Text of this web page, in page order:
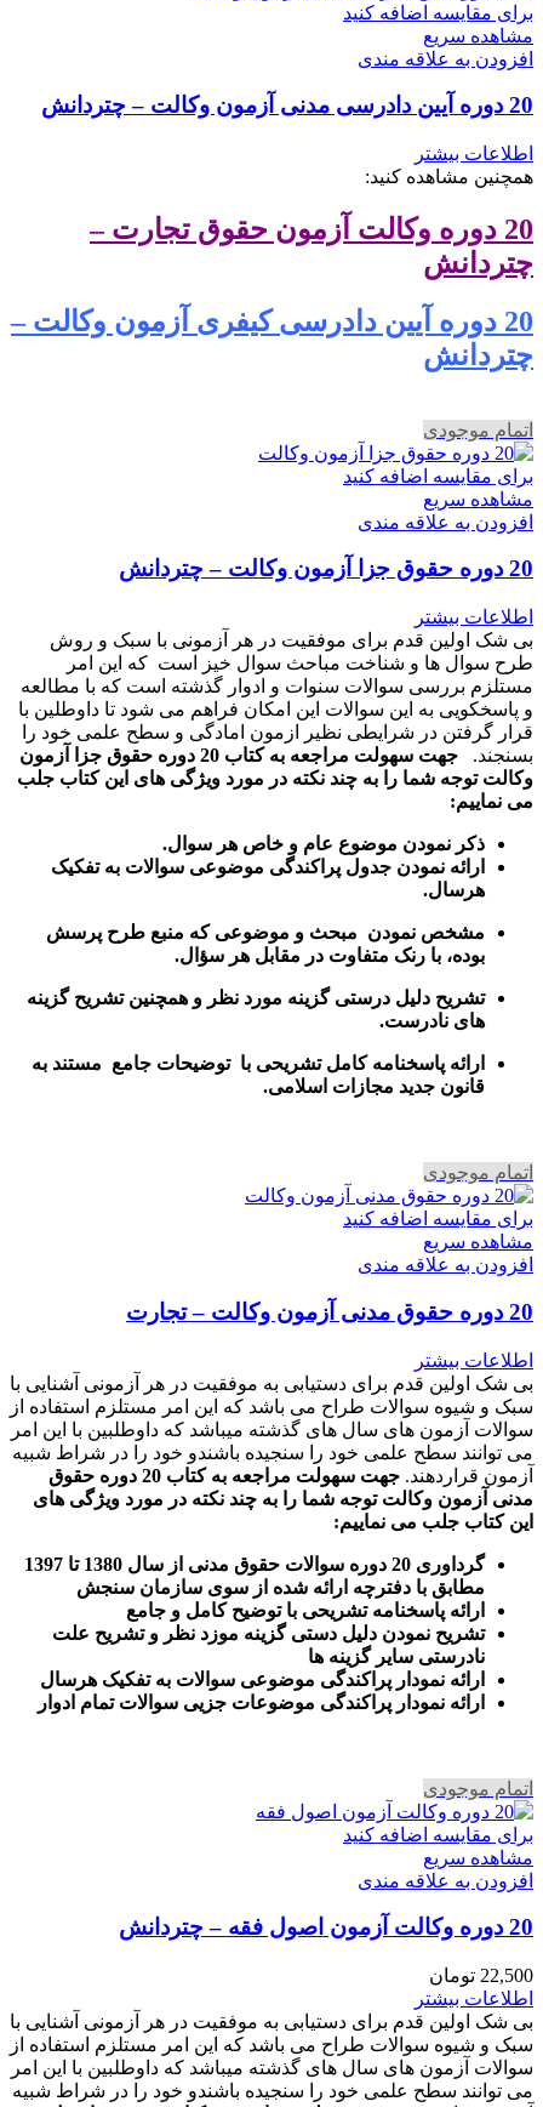
برای مقایسه اضافه کنید
مشاهده سریع
افزودن به علاقه مندی
20 دوره آیین دادرسی مدنی آزمون وکالت – چتردانش
اطلاعات بیشتر
همچنین مشاهده کنید:
20 دوره وکالت آزمون حقوق تجارت –
چتردانش
20 دوره آیین دادرسی کیفری آزمون وکالت –
چتردانش
اتمام موجودی
برای مقایسه اضافه کنید
مشاهده سریع
افزودن به علاقه مندی
20 دوره حقوق جزا آزمون وکالت – چتردانش
اطلاعات بیشتر
بی شک اولین قدم برای موفقیت در هر آزمونی با سبک و روش
طرح سوال ها و شناخت مباحث سوال خیز است که این امر
مستلزم بررسی سوالات سنوات و ادوار گذشته است که با مطالعه
و پاسخکویی به این سوالات این امکان فراهم می شود تا داوطلین با
قرار گرفتن در شرایطی نظیر ازمون امادگی و سطح علمی خود را
بسنجند.
جهت سهولت مراجعه به کتاب 20 دوره حقوق جزا آزمون
وکالت توجه شما را به چند نکته در مورد ویژگی های این کتاب جلب
می نماییم:
ذکر نمودن موضوع عام و خاص هر سوال.
ارائه نمودن جدول پراکندگی موضوعی سوالات به تفکیک
هرسال.
مشخص نمودن مبحث و موضوعی که منبع طرح پرسش
بوده، با رنک متفاوت در مقابل هر سؤال.
تشریح دلیل درستی گزینه مورد نظر و همچنین تشریح گزینه
های نادرست.
ارائه پاسخنامه کامل تشریحی با توضیحات جامع مستند به
قانون جدید مجازات اسلامی.
اتمام موجودی
برای مقایسه اضافه کنید
مشاهده سریع
افزودن به علاقه مندی
20 دوره حقوق مدنی آزمون وکالت – تجارت
اطلاعات بیشتر
بی شک اولین قدم برای دستیابی به موفقیت در هر آزمونی آشنایی با
سبک و شیوه سوالات طراح می باشد که این امر مستلزم استفاده از
سوالات آزمون های سال های گذشته میباشد که داوطلبین با این امر
می توانند سطح علمی خود را سنجیده باشندو خود را در شراط شبیه
آزمون قراردهند.
جهت سهولت مراجعه به کتاب 20 دوره حقوق
مدنی آزمون وکالت توجه شما را به چند نکته در مورد ویژگی های
این کتاب جلب می نماییم:
گرداوری 20 دوره سوالات حقوق مدنی از سال 1380 تا 1397
مطابق با دفترچه ارائه شده از سوی سازمان سنجش
ارائه پاسخنامه تشریحی با توضیح کامل و جامع
تشریح نمودن دلیل دستی گزینه موزد نظر و تشریح علت
نادرستی سایر گزینه ها
ارائه نمودار پراکندگی موضوعی سوالات به تفکیک هرسال
رائه نمودار پراکندگی موضوعات جزیی سوالات تمام ادوار
اتمام موجودی
برای مقایسه اضافه کنید
مشاهده سریع
افزودن به علاقه مندی
20 دوره وکالت آزمون اصول فقه – چتردانش
22,500 تومان
اطلاعات بیشتر
بی شک اولین قدم برای دستیابی به موفقیت در هر آزمونی آشنایی با
سبک و شیوه سوالات طراح می باشد که این امر مستلزم استفاده از
سوالات آزمون های سال های گذشته میباشد که داوطلبین با این امر
می توانند سطح علمی خود را سنجیده باشندو خود را در شراط شبیه